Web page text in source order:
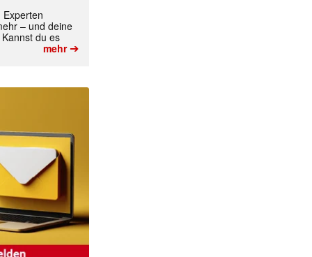
Experten
– und deine
du es
mehr➔